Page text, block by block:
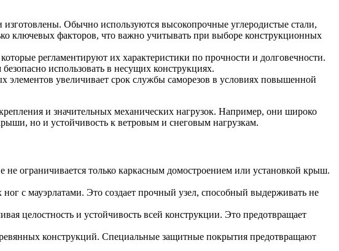
Обычно используются высокопрочные углеродистые стали,
ключевых факторов, что важно учитывать при выборе конструкционных
регламентируют их характеристики по прочности и долговечности.
использовать в несущих конструкциях.
увеличивает срок службы саморезов в условиях повышенной
и значительных механических нагрузок. Например, они широко
но и устойчивость к ветровым и снеговым нагрузкам.
ограничивается только каркасным домостроением или установкой крыш.
с мауэрлатами. Это создает прочный узел, способный выдерживать не
целостность и устойчивость всей конструкции. Это предотвращает
конструкций. Специальные защитные покрытия предотвращают